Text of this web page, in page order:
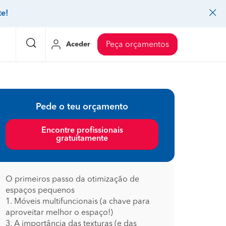
Mudanças
Decoração de interiores
Controlo de pragas
Faz tudo
Gesso cartonado
Jardinagem
Carpintaria e marcenaria
Pintura
Canalização
Limpeza
Preço Instalação de painel sandwich
Preço Arquitetos
Preço Controlo de pragas
Preço Pavimentos
Preço Coberturas e telhados
Aceder Peça orçamentos
Pede o teu orçamento
Encontre profissionais
gratuitamente
O primeiros passo da otimização de
espaços pequenos
1. Móveis multifuncionais (a chave para
aproveitar melhor o espaço!)
3. A importância das texturas (e das